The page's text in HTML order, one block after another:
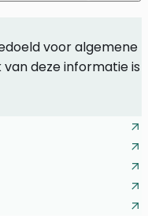
voor algemene
deze informatie is